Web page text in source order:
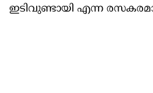
ഇടിവുണ്ടായി എന്ന